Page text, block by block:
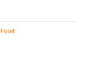
Foset